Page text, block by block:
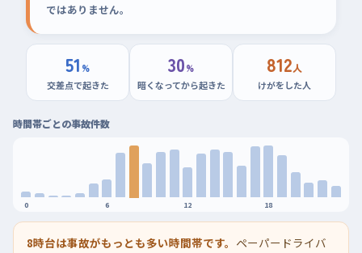
ではありません。
51 %
交差点で起きた
30%
暗くなってから起きた
812人
けがをした人
時間帯ごとの事故件数
0 6 12 18
8時台は事故がもっとも多い時間帯です。 ペーパードライバ